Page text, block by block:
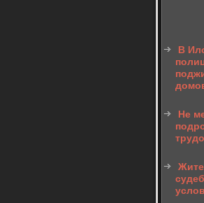
В
Не